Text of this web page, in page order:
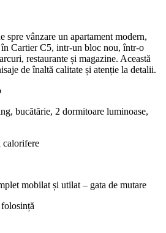
vânzare un apartament modern,
Cartier C5, intr-un bloc nou, într-o
restaurante și magazine. Această
de înaltă calitate și atenție la detalii.
bucătărie, 2 dormitoare luminoase,
calorifere
mobilat și utilat – gata de mutare